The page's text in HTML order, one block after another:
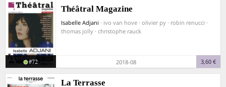
Théâtral Magazine
Isabelle Adjani · ivo van hove · olivier py · robin renucci ·
thomas jolly · christophe rauck
#72 2018-08 3,60 €
La Terrasse